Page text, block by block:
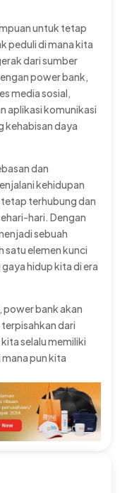
untuk tetap
peduli di mana kita
dari sumber
power bank,
media sosial,
aplikasi komunikasi
kehabisan daya
dan
kehidupan
terhubung dan
hari. Dengan
sebuah
satu elemen kunci
hidup kita di era
power bank akan
dari
selalu memiliki
pun kita